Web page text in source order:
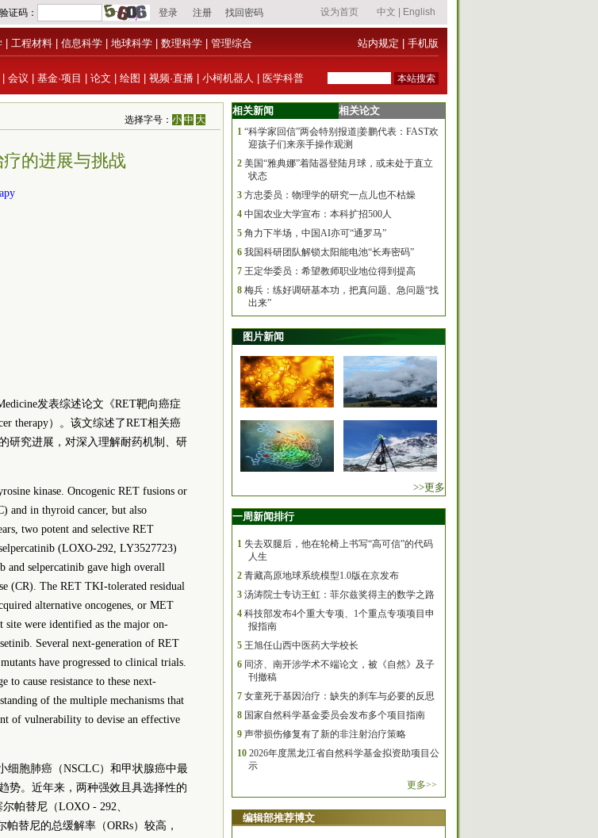
工程材料 信息科学 地球科学 数理科学 管理综合 站内规定 手机版
会议 基金·项目 论文 绘图 视频·直播 小柯机器人 医学科普
选择字号：小 中 大
的进展与挑战
发表综述论文《RET靶向癌症
therapy）。该文综述了RET相关癌
研究进展，对深入理解耐药机制、研
kinase. Oncogenic RET fusions or
and in thyroid cancer, but also
two potent and selective RET
(LOXO-292, LY3527723)
and selpercatinib gave high overall
(CR). The RET TKI-tolerated residual
alternative oncogenes, or MET
site were identified as the major on-
Several next-generation of RET
have progressed to clinical trials.
cause resistance to these next-
of the multiple mechanisms that
of vulnerability to devise an effective
细胞肺癌（NSCLC）和甲状腺癌中最
势。近年来，两种强效且具选择性的
帕替尼（LOXO - 292、
替尼的总缓解率（ORRs）较高，
相关新闻 相关论文
1 “科学家回信”两会特别报道|姜鹏代表：FAST欢
迎孩子们来亲手操作观测
2 美国“雅典娜”着陆器登陆月球，或未处于直立
状态
3 方忠委员：物理学的研究一点儿也不枯燥
4 中国农业大学宣布：本科扩招500人
5 角力下半场，中国AI亦可“通罗马”
6 我国科研团队解锁太阳能电池“长寿密码”
7 王定华委员：希望教师职业地位得到提高
8 梅兵：练好调研基本功，把真问题、急问题“找
出来”
图片新闻
>>更多
一周新闻排行
1 失去双腿后，他在轮椅上书写“高可信”的代码
人生
2 青藏高原地球系统模型1.0版在京发布
3 汤涛院士专访王虹：菲尔兹奖得主的数学之路
4 科技部发布4个重大专项、1个重点专项项目申
报指南
5 王旭任山西中医药大学校长
6 同济、南开涉学术不端论文，被《自然》及子
刊撤稿
7 女童死于基因治疗：缺失的刹车与必要的反思
8 国家自然科学基金委员会发布多个项目指南
9 声带损伤修复有了新的非注射治疗策略
10 2026年度黑龙江省自然科学基金拟资助项目公
示
更多>>
编辑部推荐博文